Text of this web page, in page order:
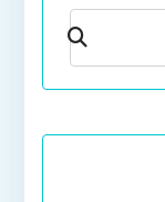
بحث